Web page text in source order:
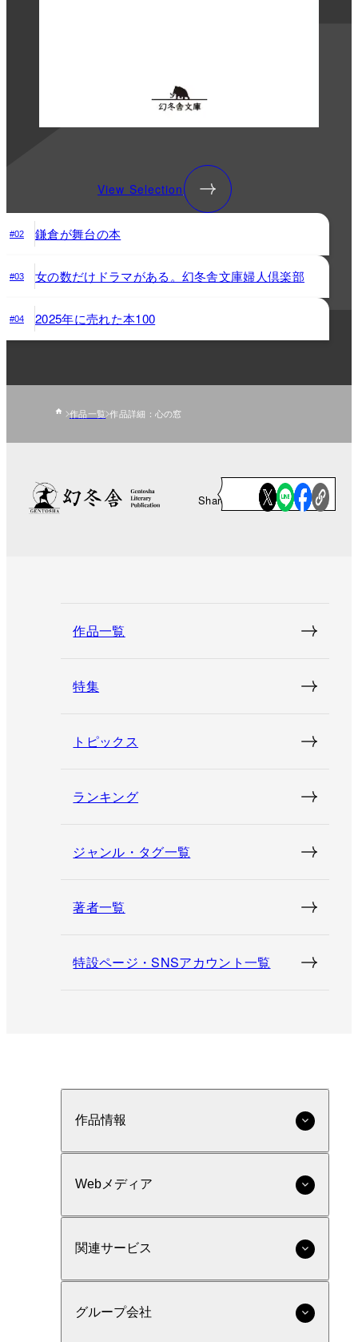
View Selection
#02 鎌倉が舞台の本
#03 女の数だけドラマがある。幻冬舎文庫婦人倶楽部
#04 2025年に売れた本100
作品一覧 作品詳細：心の窓
Share
作品一覧
特集
トピックス
ランキング
ジャンル・タグ一覧
著者一覧
特設ページ・SNSアカウント一覧
作品情報
Webメディア
関連サービス
グループ会社